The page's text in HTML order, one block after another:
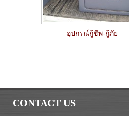
อุปกรณ์กู้ชีพ-กู้ภัย
CONTACT US